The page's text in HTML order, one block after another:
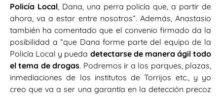
Policía Local, Dana, una perra policía que, a partir de
ahora, va a estar entre nosotros”. Además, Anastasio
también ha comentado que el convenio firmado da la
posibilidad a “que Dana forme parte del equipo de la
Policía Local y pueda detectarse de manera ágil todo
el tema de drogas. Podremos ir a los parques, plazas,
inmediaciones de los institutos de Torrijos etc., y yo
creo que va a ser una garantía en la detección precoz